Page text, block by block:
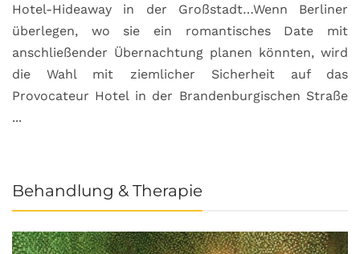
Hotel-Hideaway in der Großstadt…Wenn Berliner
überlegen, wo sie ein romantisches Date mit
anschließender Übernachtung planen könnten, wird
die Wahl mit ziemlicher Sicherheit auf das
Provocateur Hotel in der Brandenburgischen Straße
...
Behandlung & Therapie